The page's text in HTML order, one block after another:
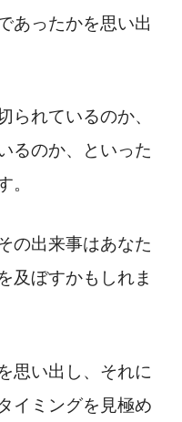
あったかを思い出
られているのか、
るのか、といった
。
の出来事はあなた
及ぼすかもしれま
思い出し、それに
イミングを見極め